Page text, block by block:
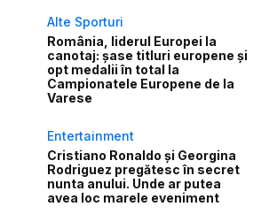
Alte Sporturi
România, liderul Europei la
canotaj: șase titluri europene și
opt medalii în total la
Campionatele Europene de la
Varese
Entertainment
Cristiano Ronaldo și Georgina
Rodriguez pregătesc în secret
nunta anului. Unde ar putea
avea loc marele eveniment